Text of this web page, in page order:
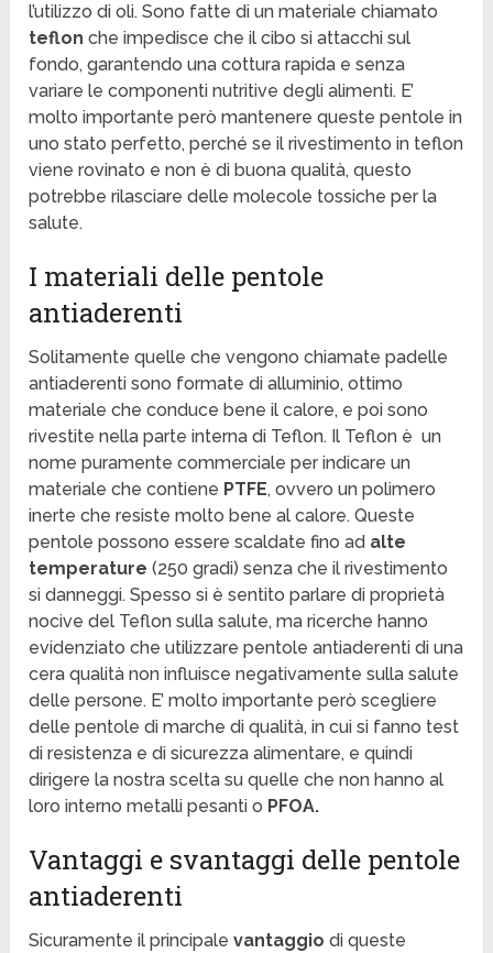
l’utilizzo di oli. Sono fatte di un materiale chiamato
teflon che impedisce che il cibo si attacchi sul
fondo, garantendo una cottura rapida e senza
variare le componenti nutritive degli alimenti. E’
molto importante però mantenere queste pentole in
uno stato perfetto, perché se il rivestimento in teflon
viene rovinato e non è di buona qualità, questo
potrebbe rilasciare delle molecole tossiche per la
salute.
I materiali delle pentole
antiaderenti
Solitamente quelle che vengono chiamate padelle
antiaderenti sono formate di alluminio, ottimo
materiale che conduce bene il calore, e poi sono
rivestite nella parte interna di Teflon. Il Teflon è un
nome puramente commerciale per indicare un
materiale che contiene PTFE, ovvero un polimero
inerte che resiste molto bene al calore. Queste
pentole possono essere scaldate fino ad alte
temperature (250 gradi) senza che il rivestimento
si danneggi. Spesso si è sentito parlare di proprietà
nocive del Teflon sulla salute, ma ricerche hanno
evidenziato che utilizzare pentole antiaderenti di una
cera qualità non influisce negativamente sulla salute
delle persone. E’ molto importante però scegliere
delle pentole di marche di qualità, in cui si fanno test
di resistenza e di sicurezza alimentare, e quindi
dirigere la nostra scelta su quelle che non hanno al
loro interno metalli pesanti o PFOA.
Vantaggi e svantaggi delle pentole
antiaderenti
Sicuramente il principalevantaggio di queste